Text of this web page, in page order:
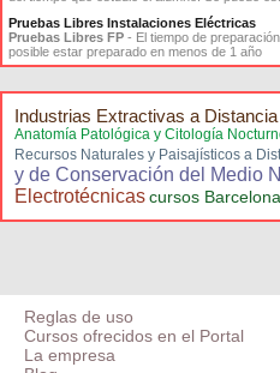
Pruebas Libres Instalaciones Eléctricas
Pruebas Libres FP - El tiempo de
posible estar preparado en menos de 1 año
Industrias Extractivas a Distancia
Anatomía Patológica y Citología
Recursos Naturales y Paisajísticos a
y de Conservación del Medio
Electrotécnicascursos Barcelona
Reglas de uso
Cursos ofrecidos en el Portal
La empresa